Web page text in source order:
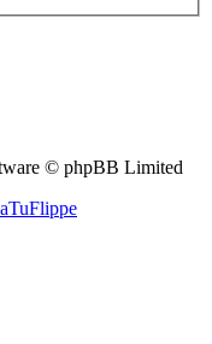
© phpBB Limited